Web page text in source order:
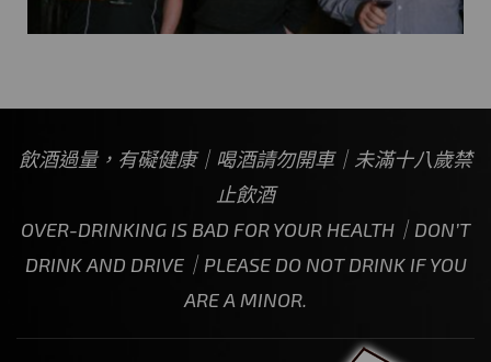
飲酒過量，有礙健康｜喝酒請勿開車｜未滿十八歲禁
止飲酒
OVER-DRINKING IS BAD FOR YOUR HEALTH｜DON’T
DRINK AND DRIVE｜PLEASE DO NOT DRINK IF YOU
ARE A MINOR.